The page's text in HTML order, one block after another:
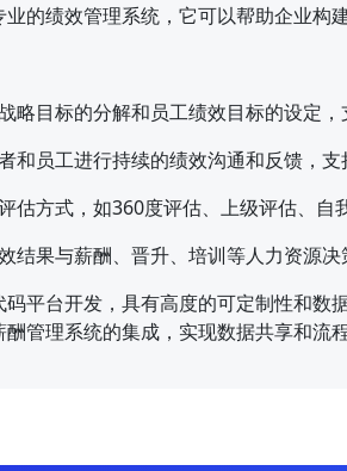
的绩效管理系统，它可以帮助企业构
略目标的分解和员工绩效目标的设定，
和员工进行持续的绩效沟通和反馈，支
估方式，如360度评估、上级评估、自
结果与薪酬、晋升、培训等人力资源决
平台开发，具有高度的可定制性和
管理系统的集成，实现数据共享和流程